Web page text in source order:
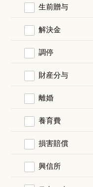
生前贈与
解決金
調停
財産分与
離婚
養育費
損害賠償
興信所